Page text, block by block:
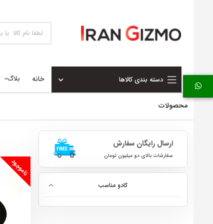
دسته بندی کالاها خانه بلاگ
محصولات
ارسال رایگان سفارش
سفارشات بالای دو میلیون تومان
کادو مناسب
ناموجود